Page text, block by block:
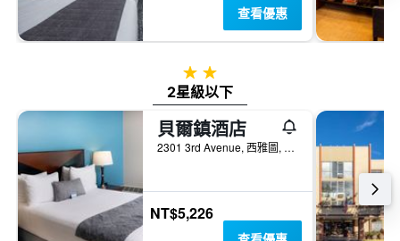
查看優惠
2星級
2星級以下
貝爾鎮酒店
2301 3rd Avenue, 西雅圖, WA, 美國
NT$5,226